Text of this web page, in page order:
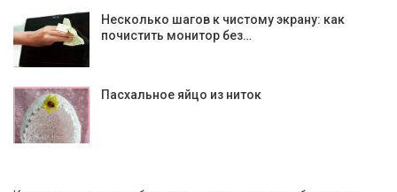
Несколько шагов к чистому экрану: как
почистить монитор без…
Пасхальное яйцо из ниток